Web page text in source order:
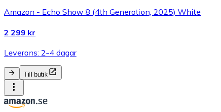
Amazon - Echo Show 8 (4th Generation, 2025) White
2 299 kr
Leverans: 2-4 dagar
Till butik